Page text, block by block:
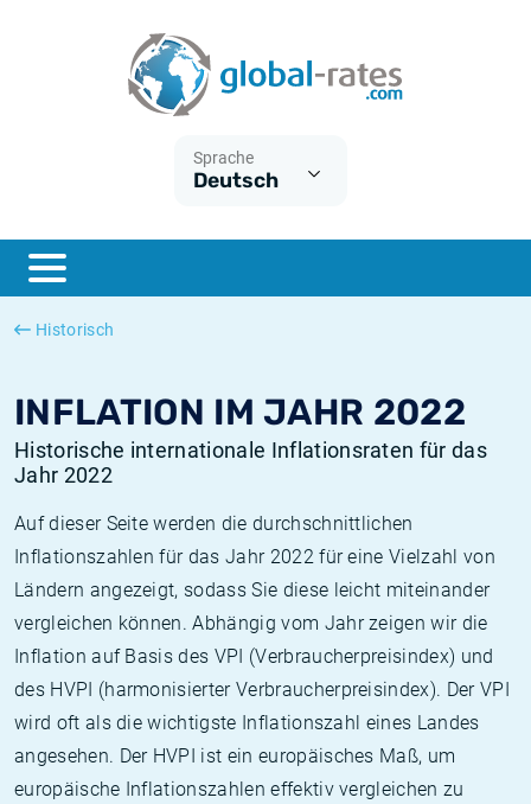
Sprache
Deutsch
Historisch
INFLATION IM JAHR 2022
Historische internationale Inflationsraten für das
Jahr 2022
Auf dieser Seite werden die durchschnittlichen
Inflationszahlen für das Jahr 2022 für eine Vielzahl von
Ländern angezeigt, sodass Sie diese leicht miteinander
vergleichen können. Abhängig vom Jahr zeigen wir die
Inflation auf Basis des VPI (Verbraucherpreisindex) und
des HVPI (harmonisierter Verbraucherpreisindex). Der VPI
wird oft als die wichtigste Inflationszahl eines Landes
angesehen. Der HVPI ist ein europäisches Maß, um
europäische Inflationszahlen effektiv vergleichen zu
ESTER
SONIA
Was ist die VPI-Inflation?
Was ist die HVPI-Inflation?
Deutsche inflation
Europäische inflation
Historische Euribor-Sätze
Historische ESTER-Sätze
Historische SOFR-Sätze
Historische SONIA-Sätze
Inflationsrechner